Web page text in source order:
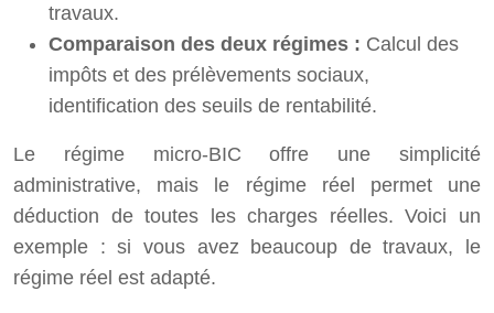
travaux.
Comparaison des deux régimes : Calcul des
impôts et des prélèvements sociaux,
identification des seuils de rentabilité.
Le régime micro-BIC offre une simplicité
administrative, mais le régime réel permet une
déduction de toutes les charges réelles. Voici un
exemple : si vous avez beaucoup de travaux, le
régime réel est adapté.